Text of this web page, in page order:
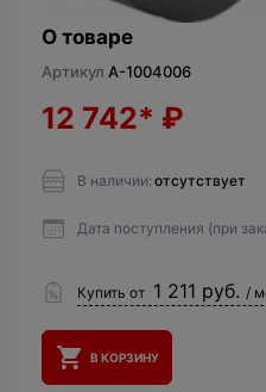
О товаре
Артикул A-1004006
12 742* ₽
В наличии: отсутствует
Дата поступления (при
Купить от 1 211 руб. /
В КОРЗИНУ